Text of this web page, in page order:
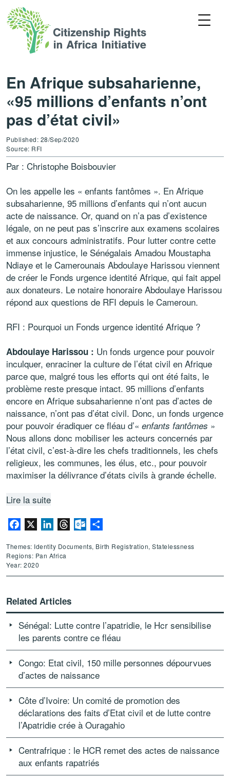
En Afrique subsaharienne,
«95 millions d’enfants n’ont
pas d’état civil»
Published: 28/Sep/2020
Source: RFI
Par : Christophe Boisbouvier
On les appelle les « enfants fantômes ». En Afrique
subsaharienne, 95 millions d’enfants qui n’ont aucun
acte de naissance. Or, quand on n’a pas d’existence
légale, on ne peut pas s’inscrire aux examens scolaires
et aux concours administratifs. Pour lutter contre cette
immense injustice, le Sénégalais Amadou Moustapha
Ndiaye et le Camerounais Abdoulaye Harissou viennent
de créer le Fonds urgence identité Afrique, qui fait appel
aux donateurs. Le notaire honoraire Abdoulaye Harissou
répond aux questions de RFI depuis le Cameroun.
RFI : Pourquoi un Fonds urgence identité Afrique ?
Abdoulaye Harissou : Un fonds urgence pour pouvoir
inculquer, enraciner la culture de l’état civil en Afrique
parce que, malgré tous les efforts qui ont été faits, le
problème reste presque intact. 95 millions d’enfants
encore en Afrique subsaharienne n’ont pas d’actes de
naissance, n’ont pas d’état civil. Donc, un fonds urgence
pour pouvoir éradiquer ce fléau d’« enfants fantômes »
Nous allons donc mobiliser les acteurs concernés par
l’état civil, c’est-à-dire les chefs traditionnels, les chefs
religieux, les communes, les élus, etc., pour pouvoir
maximiser la délivrance d’états civils à grande échelle.
Lire la suite
Facebook LinkedInThreadsOutlook.com
Themes: Identity Documents, Birth Registration, Statelessness
Regions: Pan Africa
Year: 2020
Related Articles
Sénégal: Lutte contre l’apatridie, le Hcr sensibilise
les parents contre ce fléau
Congo: Etat civil, 150 mille personnes dépourvues
d’actes de naissance
Côte d’Ivoire: Un comité de promotion des
déclarations des faits d’Etat civil et de lutte contre
l’Apatridie crée à Ouragahio
Centrafrique : le HCR remet des actes de naissance
aux enfants rapatriés